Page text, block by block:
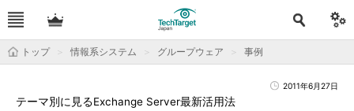
トップ 情報系システム グループウェア 事例
2011年6月27日
テーマ別に見るExchange Server最新活用法